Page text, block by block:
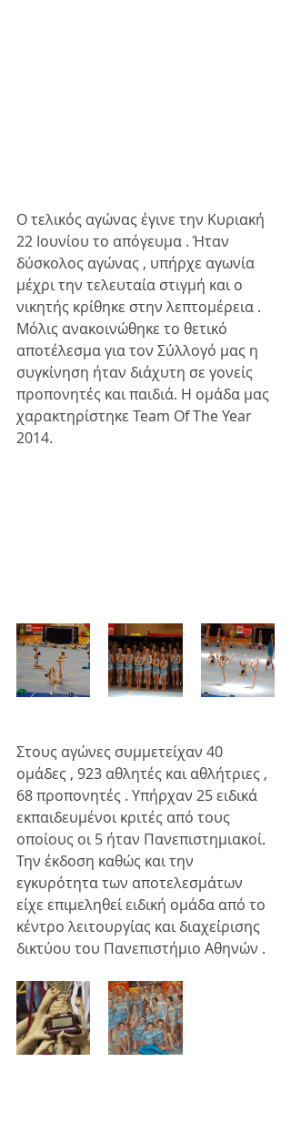
Ο τελικός αγώνας έγινε την Κυριακή
22 Ιουνίου το απόγευμα . Ήταν
δύσκολος αγώνας , υπήρχε αγωνία
μέχρι την τελευταία στιγμή και ο
νικητής κρίθηκε στην λεπτομέρεια .
Μόλις ανακοινώθηκε το θετικό
αποτέλεσμα για τον Σύλλογό μας η
συγκίνηση ήταν διάχυτη σε γονείς
προπονητές και παιδιά. Η ομάδα μας
χαρακτηρίστηκε Team Of The Year
2014.
Στους αγώνες συμμετείχαν 40
ομάδες , 923 αθλητές και αθλήτριες ,
68 προπονητές . Υπήρχαν 25 ειδικά
εκπαιδευμένοι κριτές από τους
οποίους οι 5 ήταν Πανεπιστημιακοί.
Την έκδοση καθώς και την
εγκυρότητα των αποτελεσμάτων
είχε επιμεληθεί ειδική ομάδα από το
κέντρο λειτουργίας και διαχείρισης
δικτύου του Πανεπιστήμιο Αθηνών .